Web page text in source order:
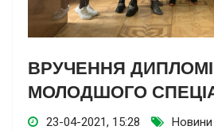
ВРУЧЕННЯ
МОЛОДШОГО
23-04-2021, 15:28 Новини